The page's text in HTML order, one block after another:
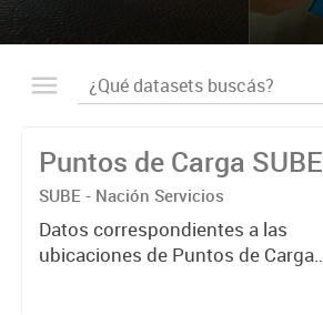
Puntos de Carga SUBE
SUBE - Nación Servicios
Datos correspondientes a las
ubicaciones de Puntos de Carga